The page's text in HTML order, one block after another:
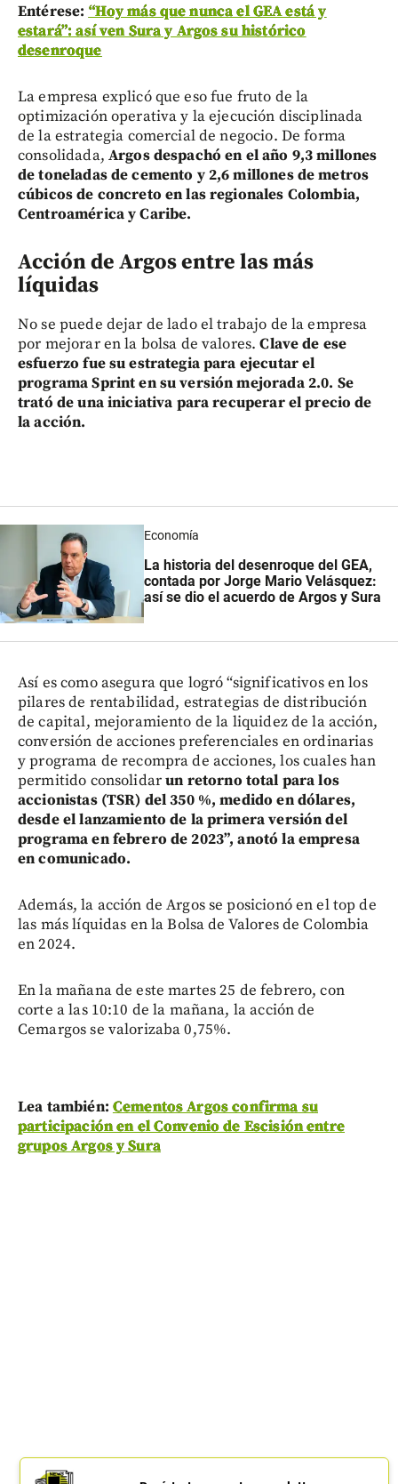
Entérese: “Hoy más que nunca el GEA está y
estará”: así ven Sura y Argos su histórico
desenroque
La empresa explicó que eso fue fruto de la
optimización operativa y la ejecución disciplinada
de la estrategia comercial de negocio. De forma
consolidada, Argos despachó en el año 9,3 millones
de toneladas de cemento y 2,6 millones de metros
cúbicos de concreto en las regionales Colombia,
Centroamérica y Caribe.
Acción de Argos entre las más
líquidas
No se puede dejar de lado el trabajo de la empresa
por mejorar en la bolsa de valores.Clave de ese
esfuerzo fue su estrategia para ejecutar el
programa Sprint en su versión mejorada 2.0. Se
trató de una iniciativa para recuperar el precio de
la acción.
Economía
La historia del desenroque del GEA,
contada por Jorge Mario Velásquez:
así se dio el acuerdo de Argos y Sura
Así es como asegura que logró “significativos en los
pilares de rentabilidad, estrategias de distribución
de capital, mejoramiento de la liquidez de la acción,
conversión de acciones preferenciales en ordinarias
y programa de recompra de acciones, los cuales han
permitido consolidarun retorno total para los
accionistas (TSR) del 350 %, medido en dólares,
desde el lanzamiento de la primera versión del
programa en febrero de 2023”, anotó la empresa
en comunicado.
Además, la acción de Argos se posicionó en el top de
las más líquidas en la Bolsa de Valores de Colombia
en 2024.
En la mañana de este martes 25 de febrero, con
corte a las 10:10 de la mañana, la acción de
Cemargos se valorizaba 0,75%.
Lea también: Cementos Argos confirma su
participación en el Convenio de Escisión entre
grupos Argos y Sura